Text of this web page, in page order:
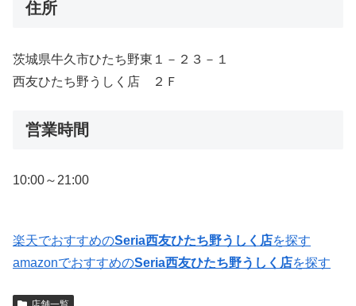
住所
茨城県牛久市ひたち野東１－２３－１
西友ひたち野うしく店 ２Ｆ
営業時間
10:00～21:00
楽天でおすすめのSeria西友ひたち野うしく店を探す
amazonでおすすめのSeria西友ひたち野うしく店を探す